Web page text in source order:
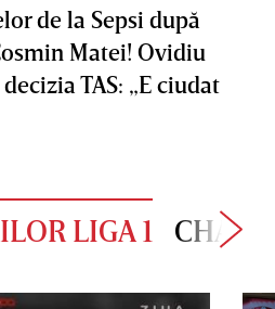
de la Sepsi după
Matei! Ovidiu
TAS: „E ciudat
LIGA 1